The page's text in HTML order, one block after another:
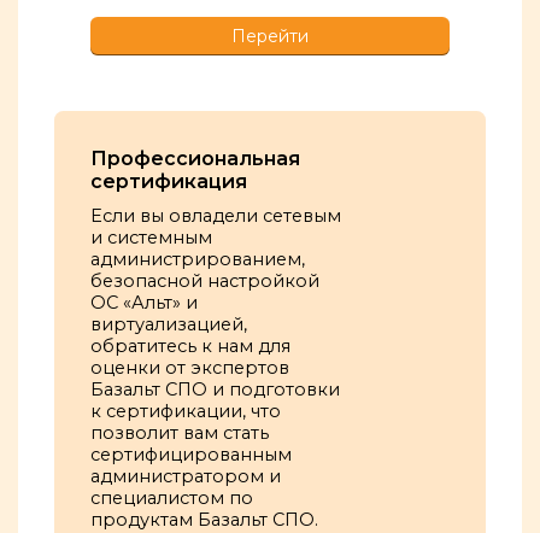
Перейти
Профессиональная
сертификация
Если вы овладели сетевым
и системным
администрированием,
безопасной настройкой
ОС «Альт» и
виртуализацией,
обратитесь к нам для
оценки от экспертов
Базальт СПО и подготовки
к сертификации, что
позволит вам стать
сертифицированным
администратором и
специалистом по
продуктам Базальт СПО.